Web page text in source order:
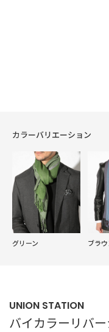
カラーバリエーション
グリーン ブラウ
UNION STATION
バイカラーリバ